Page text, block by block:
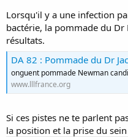
Lorsqu'il y a une infection
bactérie, la pommade du
résultats.
DA 82 : Pommade du Dr
onguent pommade Newman
www.lllfrance.org
Si ces pistes ne te parlent
la position et la prise du sein